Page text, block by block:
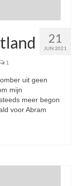
21
JUN 2021
1
uit geen
mijn
meer begon
voor Abram